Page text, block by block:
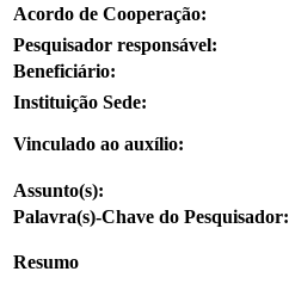
Acordo de Cooperação:
Pesquisador responsável:
Beneficiário:
Instituição Sede:
Vinculado ao auxílio:
Assunto(s):
Palavra(s)-Chave do Pesquisador:
Resumo